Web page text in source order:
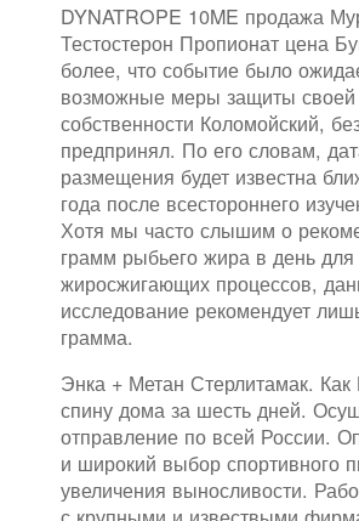
DYNATROPE 10ME продажа
Тестостерон Пропионат цена
более, что событие было
возможные меры защиты своей
собственности Коломойский,
предпринял. По его словам,
размещения будет известна
года после всестороннего
Хотя мы часто слышим о
грамм рыбьего жира в день для
жиросжигающих процессов,
исследование рекомендует
грамма.
Энка + Метан Стерлитамак. Как
спину дома за шесть дней.
отправление по всей России.
и широкий выбор спортивного
увеличения выносливости.